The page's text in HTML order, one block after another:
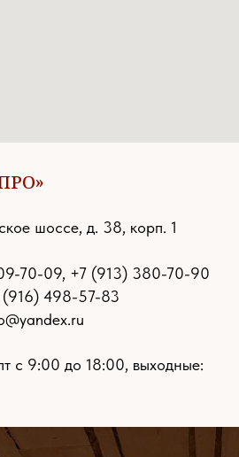
шоссе, д. 38, корп. 1
70-09, +7 (913) 380-70-90
(916) 498-57-83
с 9:00 до 18:00, выходные: